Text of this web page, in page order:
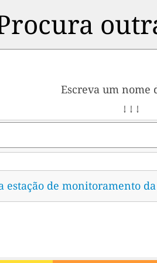
Escreva um nome
↓ ↓ ↓
estação de monitoramento